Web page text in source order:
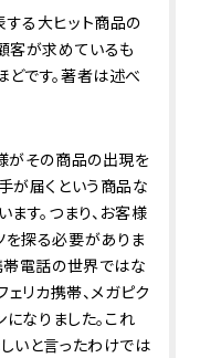
る大ヒット商品の
客が求めているも
です。著者は述べ
がその商品の出現を
が届くという商品な
す。つまり、お客様
を探る必要がありま
帯電話の世界ではな
ェリカ携帯、メガピク
になりました。これ
いと言ったわけでは